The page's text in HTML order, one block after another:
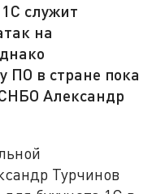
служит
на
ПО в стране пока
Александр
Турчинов